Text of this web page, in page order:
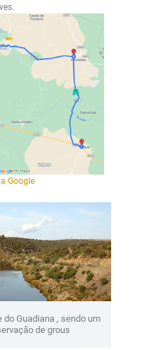
Google
do Guadiana , sendo um
de grous